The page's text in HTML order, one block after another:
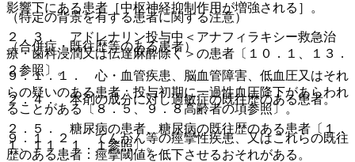
（特定の背景を有する患者に関する注意）
（合併症・既往歴等のある患者）
９．１．１． 心・血管疾患、脳血管障害、低血圧又はそれ
らの疑いのある患者：投与初期に一過性血圧降下があらわれ
ることがある〔８．５、９．８高齢者の項参照〕。
９．１．２． てんかん等の痙攣性疾患、又はこれらの既往
歴のある患者：痙攣閾値を低下させるおそれがある。
影響下にある患者［中枢神経抑制作用が増強される］。
２．３． アドレナリン投与中＜アナフィラキシー救急治
療・歯科浸潤又は伝達麻酔除く＞の患者〔１０．１、１３．
２参照〕。
２．４． 本剤の成分に対し過敏症の既往歴のある患者。
２．５． 糖尿病の患者、糖尿病の既往歴のある患者〔１．
１、１１．１．１参照〕。